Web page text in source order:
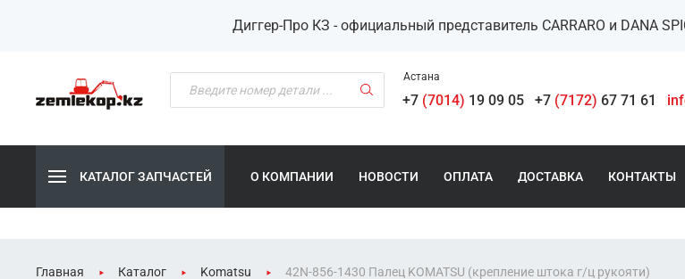
Диггер-Про КЗ - официальный представитель CARRARO и DANA
Астана
+7 (7014) 19 09 05 +7 (7172) 67 71 61
КАТАЛОГ ЗАПЧАСТЕЙ О КОМПАНИИ НОВОСТИ ОПЛАТА ДОСТАВКА КОНТАКТЫ
Главная Каталог Komatsu 42N-856-1430 Палец KOMATSU (крепление штока г/ц рукояти)